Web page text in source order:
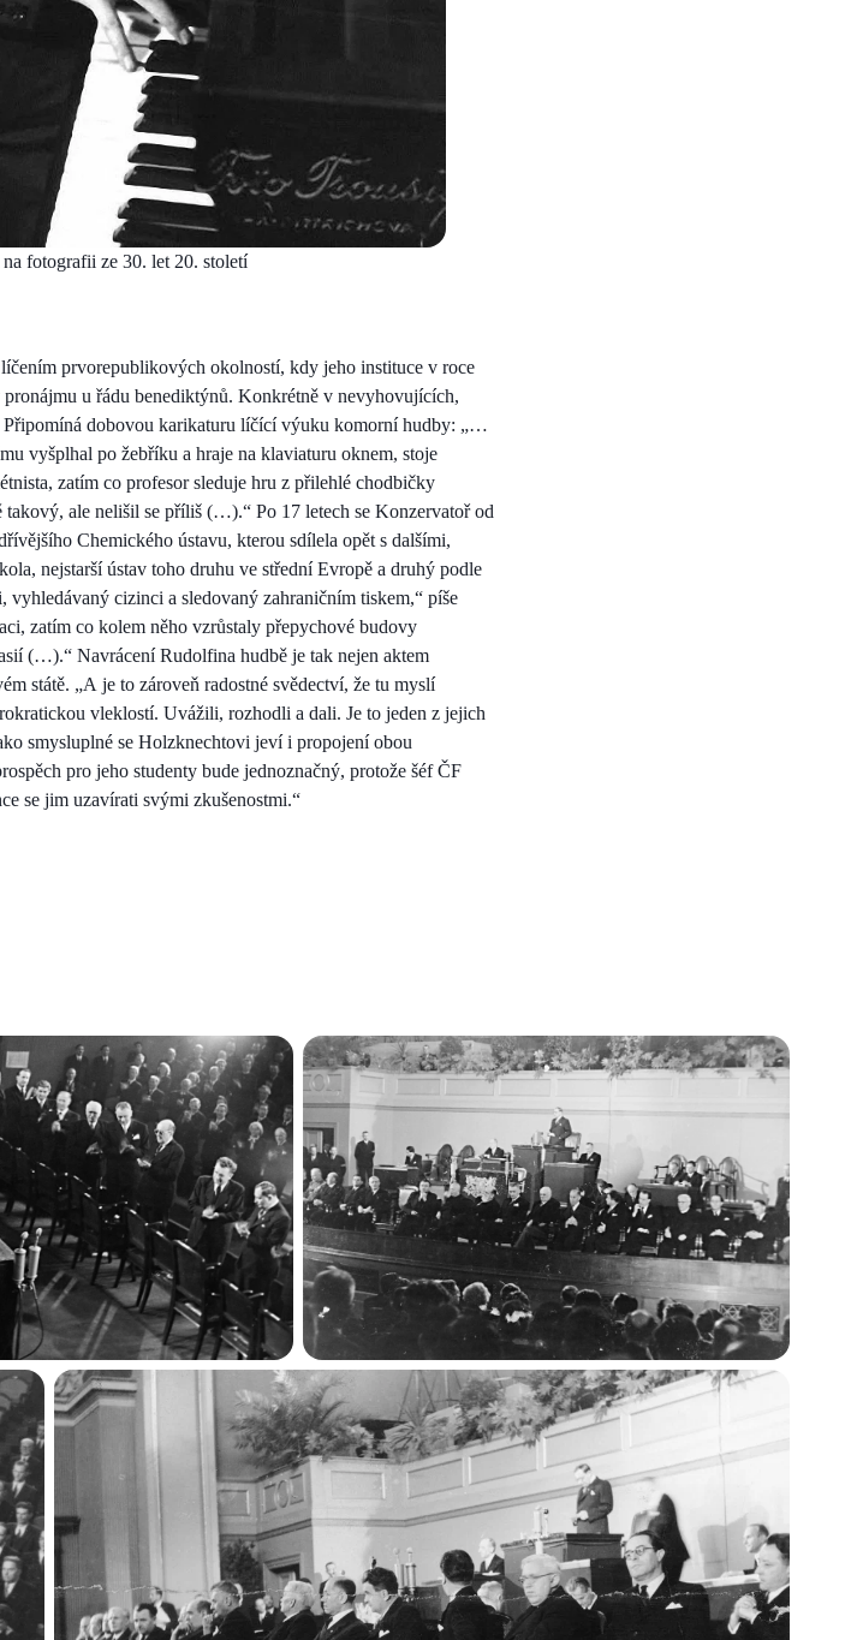
fotografii ze 30. let 20. století
prvorepublikových okolností, kdy jeho instituce v roce
u řádu benediktýnů. Konkrétně v nevyhovujících,
Připomíná dobovou karikaturu líčící výuku komorní hudby: „…
vyšplhal po žebříku a hraje na klaviaturu oknem, stoje
zatím co profesor sleduje hru z přilehlé chodbičky
ale nelišil se příliš (…).“ Po 17 letech se Konzervatoř od
Chemického ústavu, kterou sdílela opět s dalšími,
nejstarší ústav toho druhu ve střední Evropě a druhý podle
vyhledávaný cizinci a sledovaný zahraničním tiskem,“ píše
zatím co kolem něho vzrůstaly přepychové budovy
(…).“ Navrácení Rudolfina hudbě je tak nejen aktem
státě. „A je to zároveň radostné svědectví, že tu myslí
vleklostí. Uvážili, rozhodli a dali. Je to jeden z jejich
smysluplné se Holzknechtovi jeví i propojení obou
pro jeho studenty bude jednoznačný, protože šéf ČF
se jim uzavírati svými zkušenostmi.“